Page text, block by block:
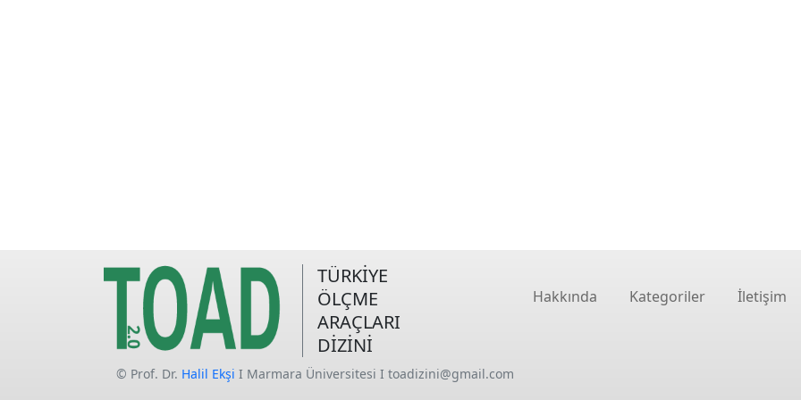
TÜRKİYE
ÖLÇME
ARAÇLARI
DİZİNİ
Hakkında Kategoriler İletişim
© Prof. Dr. Halil Ekşi I Marmara Üniversitesi I toadizini@gmail.com